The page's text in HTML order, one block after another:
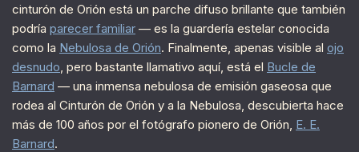
cinturón de Orión está un parche difuso brillante que también
podría parecer familiar — es la guardería estelar conocida
como la Nebulosa de Orión. Finalmente, apenas visible al ojo
desnudo , pero bastante llamativo aquí, está el Bucle de
Barnard — una inmensa nebulosa de emisión gaseosa que
rodea al Cinturón de Orión y a la Nebulosa, descubierta hace
más de 100 años por el fotógrafo pionero de Orión, E. E.
Barnard.